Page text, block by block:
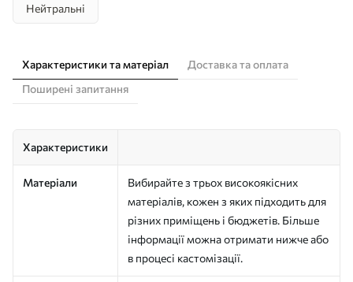
Нейтральні
Характеристики та матеріал
Доставка та оплата
Поширені запитання
Характеристики
Матеріали
Вибирайте з трьох високоякісних
матеріалів, кожен з яких підходить для
різних приміщень і бюджетів. Більше
інформації можна отримати нижче або
в процесі кастомізації.